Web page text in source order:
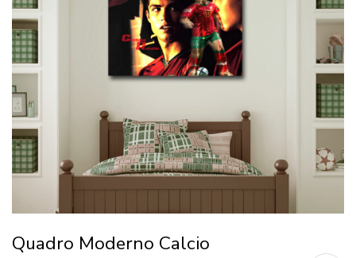
Quadro Moderno Calcio